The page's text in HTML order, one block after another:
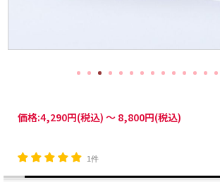
価格:4,290円(税込) ～ 8,800円(税込)
1件